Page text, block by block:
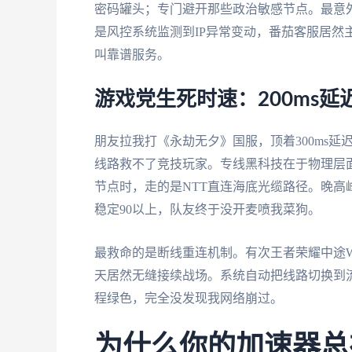
密码罐头；专门避开那些政治敏感节点。最
是风控系统监测到IP异常变动，番茄客服居
叫靠谱服务。
游戏党生死时速：200ms延
朋友拉我打《永劫无夕》国服，顶着300ms
线路救不了竞技玩家。专线黑科技在于物理
节点时，走的是NTT直连海底光缆路径。晚
稳定90以上，队友终于没开麦喷我菜狗。
最救命的是断线重连机制。有次王者荣耀中
天居然无缝接续战场。系统自动把线路切换
程绿色，完全没发现我网络崩过。